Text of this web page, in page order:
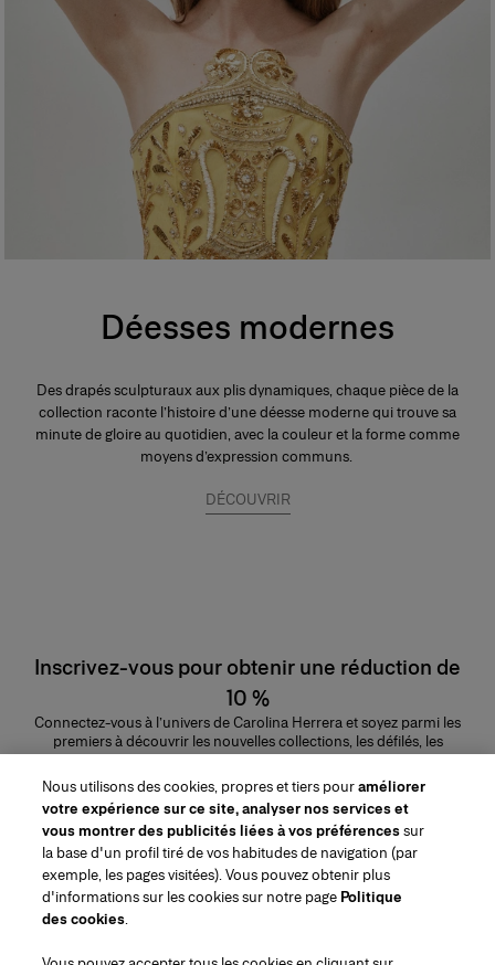
Déesses modernes
Des drapés sculpturaux aux plis dynamiques, chaque pièce de la
collection raconte l’histoire d’une déesse moderne qui trouve sa
minute de gloire au quotidien, avec la couleur et la forme comme
moyens d’expression communs.
DÉCOUVRIR
Inscrivez-vous pour obtenir une réduction de
10 %
Connectez-vous à l’univers de Carolina Herrera et soyez parmi les
premiers à découvrir les nouvelles collections, les défilés, les
lancements de parfums, les conseils maquillage et bien plus encore.
Adresse e-mail
Nous utilisons des cookies, propres et tiers pouraméliorer
votre expérience sur ce site, analyser nos services et
vous montrer des publicités liées à vos préférencessur
la base d'un profil tiré de vos habitudes de navigation (par
exemple, les pages visitées). Vous pouvez obtenir plus
d'informations sur les cookies sur notre page Politique
des cookies.